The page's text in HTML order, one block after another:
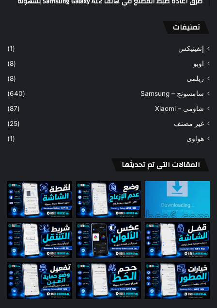
تصنيفات
إنفينيكس
(1)
اوبو
(8)
ريلمى
(8)
سامسونج – Samsung
(640)
شاومى – Xiaomi
(87)
غير مصنف
(25)
هواوى
(1)
المقالات التى تم تحديثها